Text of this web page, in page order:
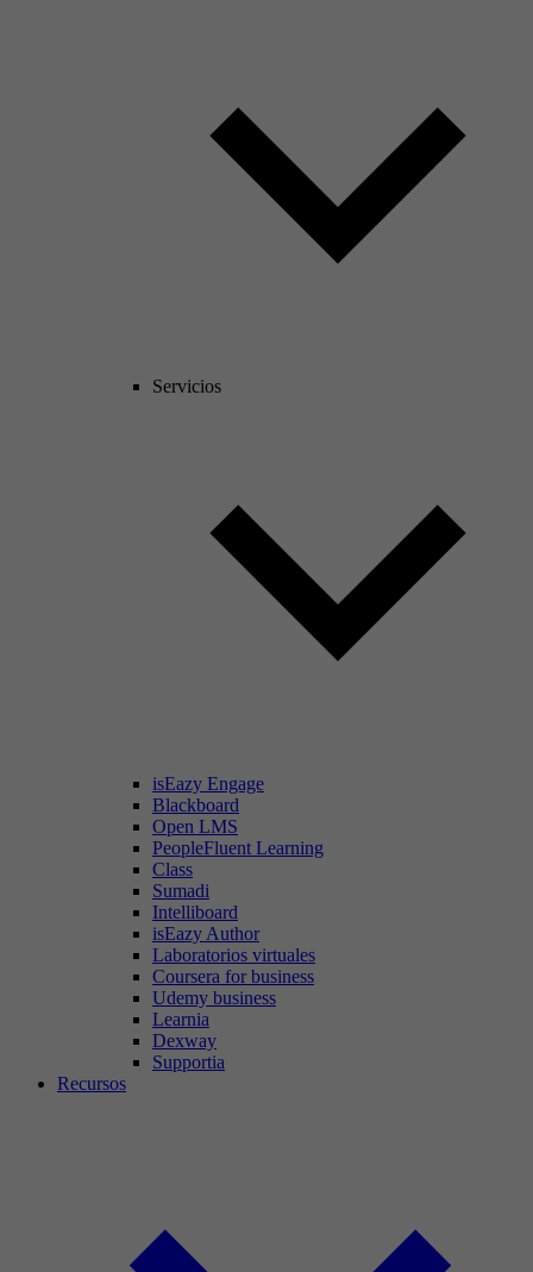
Servicios
isEazy Engage
Blackboard
Open LMS
PeopleFluent Learning
Class
Sumadi
Intelliboard
isEazy Author
Laboratorios virtuales
Coursera for business
Udemy business
Learnia
Dexway
Supportia
Recursos